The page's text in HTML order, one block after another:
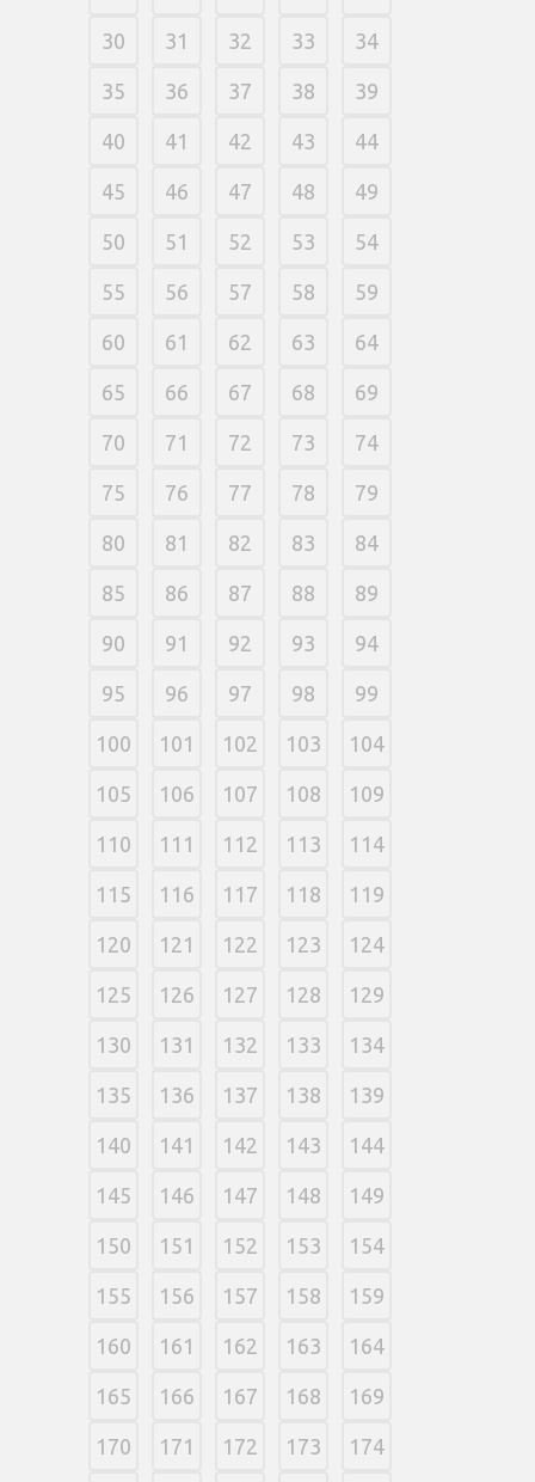
30 31 32 33 34
35 36 37 38 39
40 41 42 43 44
45 46 47 48 49
50 51 52 53 54
55 56 57 58 59
60 61 62 63 64
65 66 67 68 69
70 71 72 73 74
75 76 77 78 79
80 81 82 83 84
85 86 87 88 89
90 91 92 93 94
95 96 97 98 99
100 101 102 103 104
105 106 107 108 109
110 111 112 113 114
115 116 117 118 119
120 121 122 123 124
125 126 127 128 129
130 131 132 133 134
135 136 137 138 139
140 141 142 143 144
145 146 147 148 149
150 151 152 153 154
155 156 157 158 159
160 161 162 163 164
165 166 167 168 169
170 171 172 173 174